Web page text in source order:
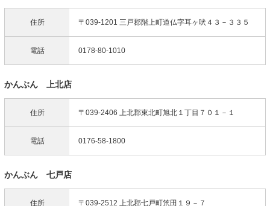
住所 〒039-1201 三戸郡階上町道仏字耳ヶ吠４３－３３５
電話 0178-80-1010
かんぶん 上北店
住所 〒039-2406 上北郡東北町旭北１丁目７０１－１
電話 0176-58-1800
かんぶん 七戸店
住所 〒039-2512 上北郡七戸町笊田１９－７